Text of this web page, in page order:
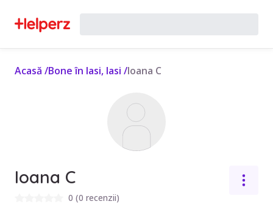
Acasă /Bone în Iasi, Iasi /Ioana C
Ioana C
0 (0 recenzii)